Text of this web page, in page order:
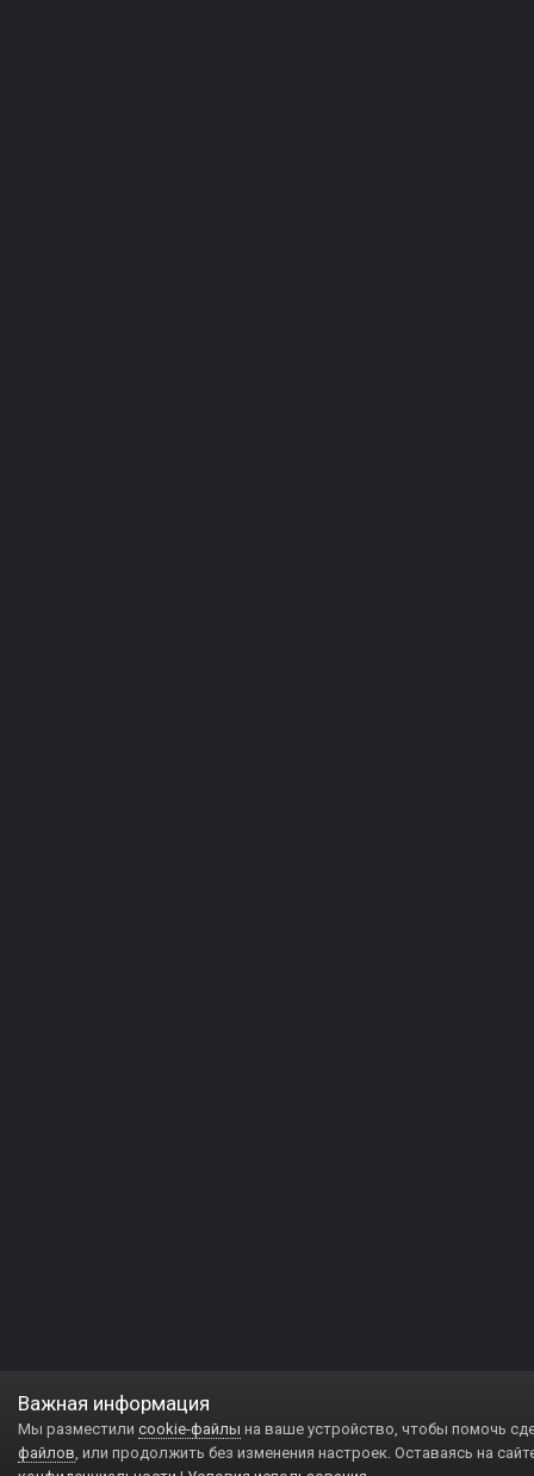
Важная информация
Мы разместили cookie-файлы на ваше устройство, чтобы помочь
файлов, или продолжить без изменения настроек. Оставаясь на